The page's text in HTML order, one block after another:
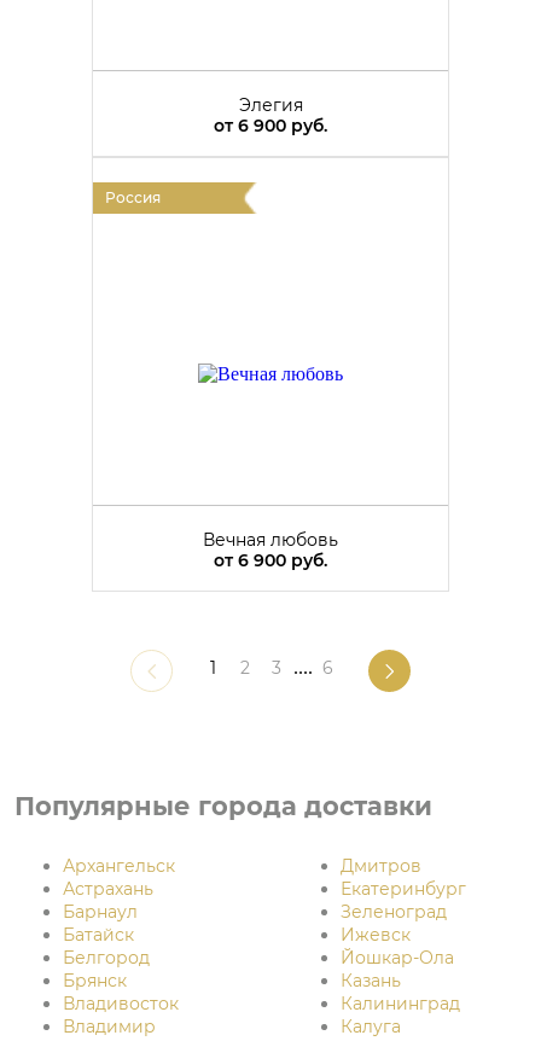
Элегия
от6 900 руб.
Россия
Вечная любовь
от6 900 руб.
1 2 3 .... 6
Популярные города доставки
Архангельск
Астрахань
Барнаул
Батайск
Белгород
Брянск
Владивосток
Владимир
Дмитров
Екатеринбург
Зеленоград
Ижевск
Йошкар-Ола
Казань
Калининград
Калуга